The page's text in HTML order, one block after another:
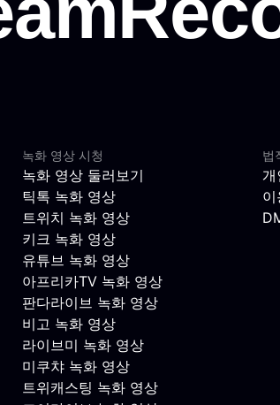
녹화 영상 시청
녹화 영상 둘러보기
틱톡 녹화 영상
트위치 녹화 영상
키크 녹화 영상
유튜브 녹화 영상
아프리카TV 녹화 영상
판다라이브 녹화 영상
비고 녹화 영상
라이브미 녹화 영상
미쿠챠 녹화 영상
트위캐스팅 녹화 영상
법